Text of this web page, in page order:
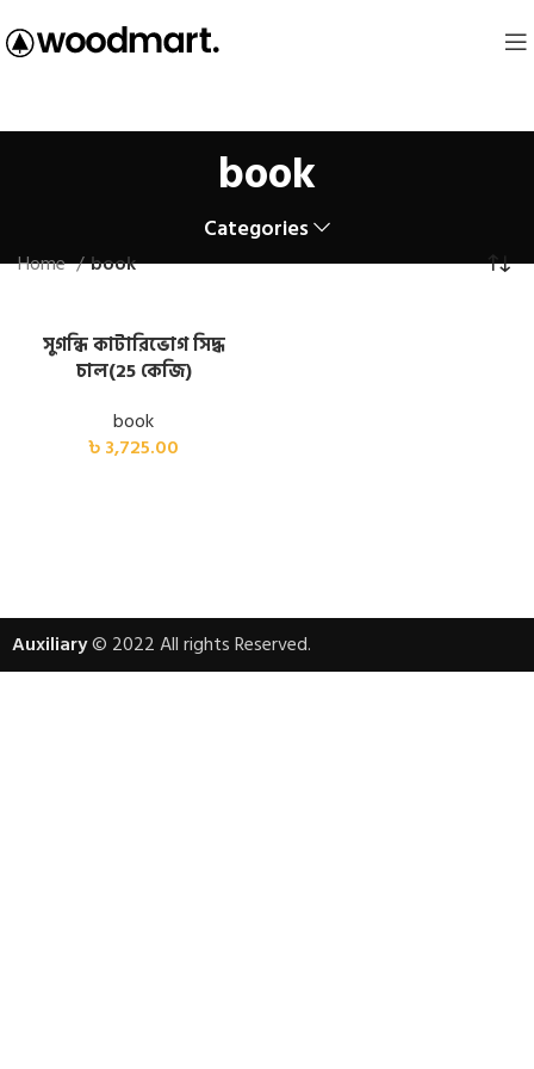
book
Categories
Home book
সুগন্ধি কাটারিভোগ সিদ্ধ
চাল(25 কেজি)
book
৳3,725.00
Auxiliary© 2022 All rights Reserved.